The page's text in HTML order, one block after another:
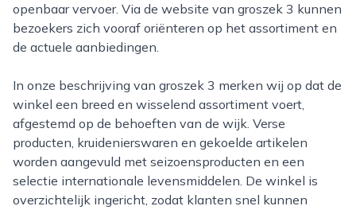
openbaar vervoer. Via de website van groszek 3 kunnen
bezoekers zich vooraf oriënteren op het assortiment en
de actuele aanbiedingen.
In onze beschrijving van groszek 3 merken wij op dat de
winkel een breed en wisselend assortiment voert,
afgestemd op de behoeften van de wijk. Verse
producten, kruidenierswaren en gekoelde artikelen
worden aangevuld met seizoensproducten en een
selectie internationale levensmiddelen. De winkel is
overzichtelijk ingericht, zodat klanten snel kunnen